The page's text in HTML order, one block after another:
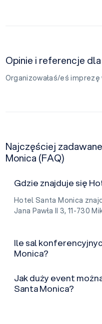
Opinie i referencje
Organizowałaś/eś
Najczęściej
Monica (FAQ)
Gdzie znajduje się
Hotel Santa Monica
Jana Pawła II 3, 11-730
Ile sal
Monica?
Jak duży event
Santa Monica?